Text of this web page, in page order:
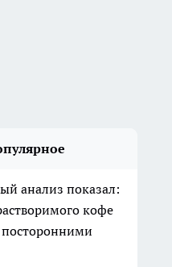
анализ показал:
кофе
посторонними